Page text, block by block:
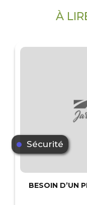
À
Sécurité
BESOIN D’UN